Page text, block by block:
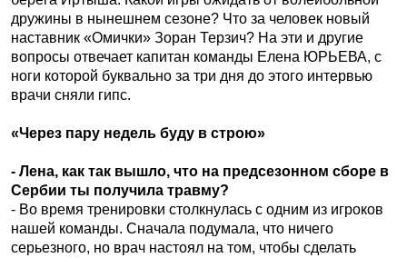
дружины в нынешнем сезоне? Что за человек новый
наставник «Омички» Зоран Терзич? На эти и другие
вопросы отвечает капитан команды Елена ЮРЬЕВА, с
ноги которой буквально за три дня до этого интервью
врачи сняли гипс.
«Через пару недель буду в строю»
- Лена, как так вышло, что на предсезонном сборе в
Сербии ты получила травму?
- Во время тренировки столк­нулась с одним из игроков
нашей команды. Сначала подумала, что ничего
серьезного, но врач настоял на том, чтобы сделать